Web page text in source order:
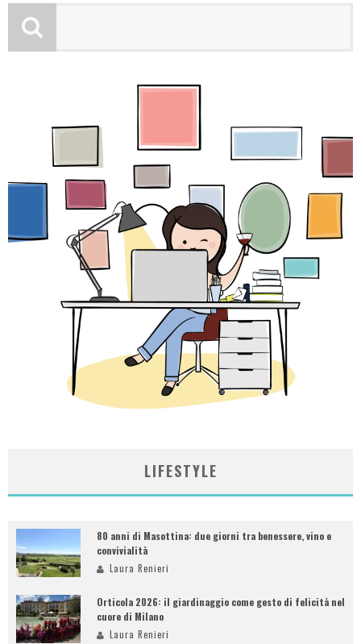
LIFESTYLE
80 anni di Masottina: due giorni tra benessere, vino e
convivialità
Laura Renieri
Orticola 2026: il giardinaggio come gesto di felicità nel
cuore di Milano
Laura Renieri